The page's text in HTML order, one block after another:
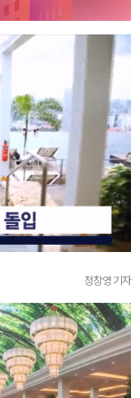
정창영 기자